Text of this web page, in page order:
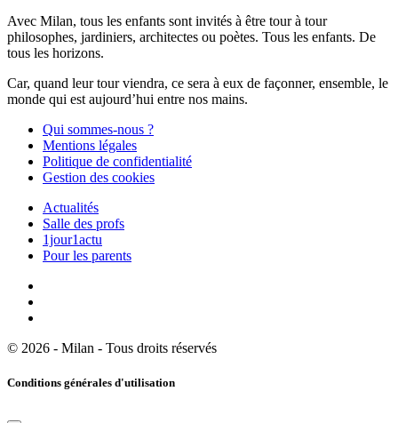
Avec Milan, tous les enfants sont invités à être tour à tour
philosophes, jardiniers, architectes ou poètes. Tous les enfants. De
tous les horizons.
Car, quand leur tour viendra, ce sera à eux de façonner, ensemble, le
monde qui est aujourd’hui entre nos mains.
Qui sommes-nous ?
Mentions légales
Politique de confidentialité
Gestion des cookies
Actualités
Salle des profs
1jour1actu
Pour les parents
© 2026 - Milan - Tous droits réservés
Conditions générales d'utilisation